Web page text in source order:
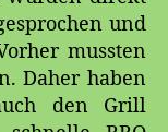
und
mussten
Daher haben
den Grill